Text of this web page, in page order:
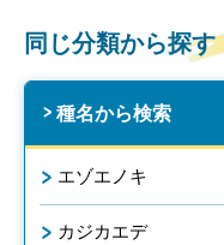
同じ分類から探す
種名から検索
エゾエノキ
カジカエデ